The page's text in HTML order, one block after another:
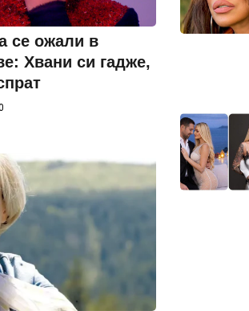
се ожали в
Хвани си гадже,